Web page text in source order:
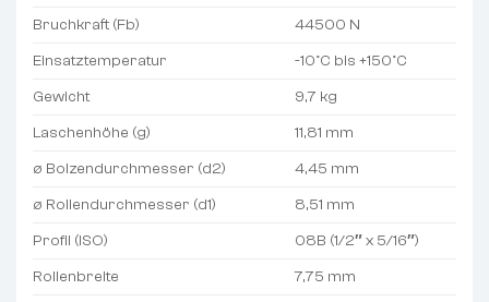
Bruchkraft (Fb)
44500 N
Einsatztemperatur
-10°C bis +150°C
Gewicht
9,7 kg
Laschenhöhe (g)
11,81 mm
ø Bolzendurchmesser (d2)
4,45 mm
ø Rollendurchmesser (d1)
8,51 mm
Profil (ISO)
08B (1/2″ x 5/16″)
Rollenbreite
7,75 mm